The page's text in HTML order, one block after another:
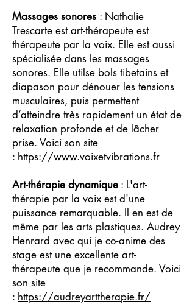
Massages sonores : Nathalie
Trescarte est art-thérapeute est
thérapeute par la voix. Elle est aussi
spécialisée dans les massages
sonores. Elle utilse bols tibetains et
diapason pour dénouer les tensions
musculaires, puis permettent
d’atteindre très rapidement un état de
relaxation profonde et de lâcher
prise. Voici son site
: https://www.voixetvibrations.fr
Art-thérapie dynamique : L'art-
thérapie par la voix est d'une
puissance remarquable. Il en est de
même par les arts plastiques. Audrey
Henrard avec qui je co-anime des
stage est une excellente art-
thérapeute que je recommande. Voici
son site
: https://audreyarttherapie.fr/